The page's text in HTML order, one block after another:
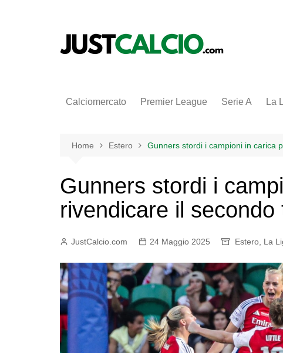
Calciomercato Premier League Serie A La
Home Estero Gunners stordi i campioni in carica
Gunners stordi i
rivendicare il
JustCalcio.com 24 Maggio 2025 Estero La